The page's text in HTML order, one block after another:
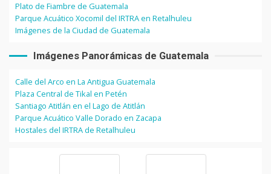
Plato de Fiambre de Guatemala
Parque Acuático Xocomil del IRTRA en Retalhuleu
Imágenes de la Ciudad de Guatemala
Imágenes Panorámicas de Guatemala
Calle del Arco en La Antigua Guatemala
Plaza Central de Tikal en Petén
Santiago Atitlán en el Lago de Atitlán
Parque Acuático Valle Dorado en Zacapa
Hostales del IRTRA de Retalhuleu